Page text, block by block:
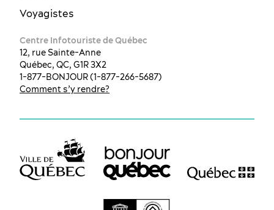
Voyagistes
Centre Infotouriste de Québec
12, rue Sainte-Anne
Québec, QC, G1R 3X2
1-877-BONJOUR (1-877-266-5687)
Comment s’y rendre?